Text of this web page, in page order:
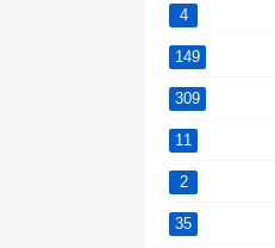
4
149
309
11
2
35